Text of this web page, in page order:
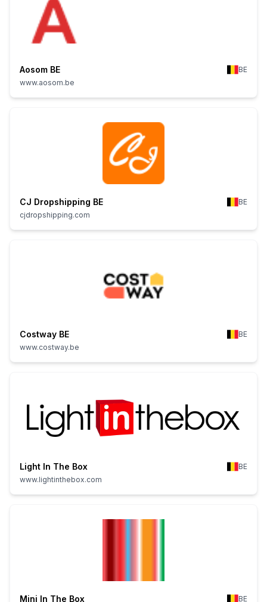
Aosom BE
BE
www.aosom.be
CJ Dropshipping BE
BE
cjdropshipping.com
Costway BE
BE
www.costway.be
Light In The Box
BE
www.lightinthebox.com
Mini In The Box BE